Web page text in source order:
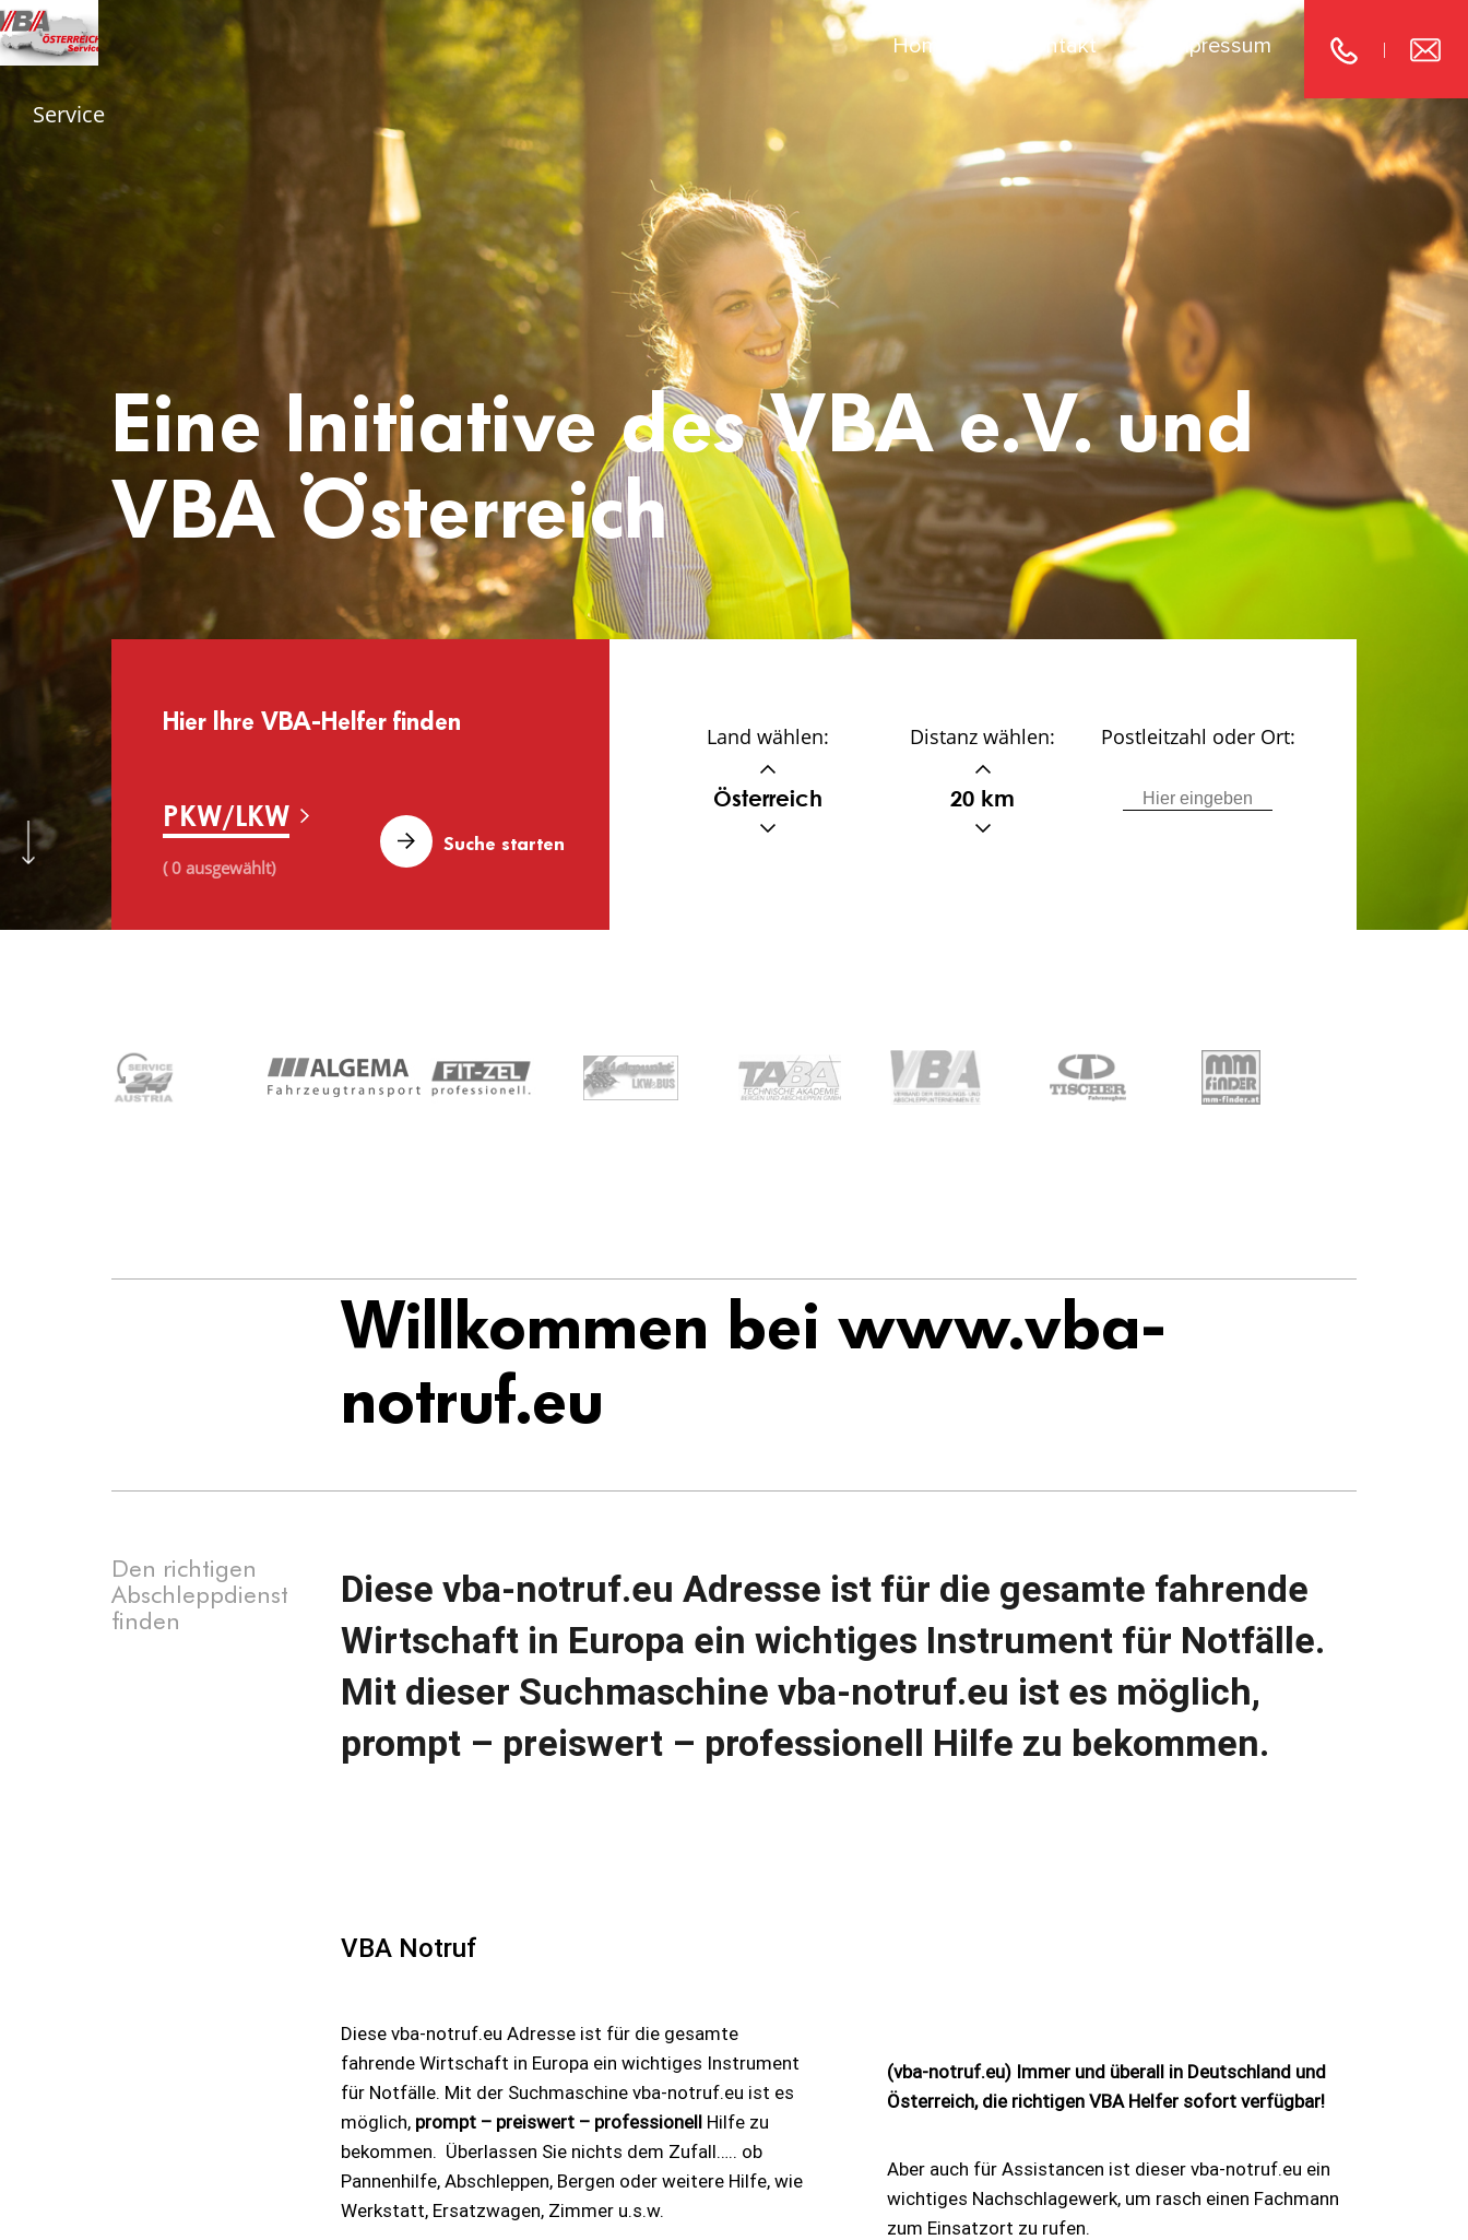
Service
Home Kontakt Impressum |
Eine Initiative des VBA e.V. und
VBA Österreich
Hier lhre VBA-Helfer finden
PKW/LKW
( 0 ausgewählt)
Land wählen:
Österreich
Distanz wählen:
20 km
Postleitzahl oder Ort:
Willkommen bei www.vba-
notruf.eu
Den richtigen
Abschleppdienst
finden
Diese vba-notruf.eu Adresse ist für die gesamte fahrende
Wirtschaft in Europa ein wichtiges Instrument für Notfälle.
Mit dieser Suchmaschine vba-notruf.eu ist es möglich,
prompt – preiswert – professionell Hilfe zu bekommen.
VBA Notruf
Diese vba-notruf.eu Adresse ist für die gesamte
fahrende Wirtschaft in Europa ein wichtiges Instrument
für Notfälle. Mit der Suchmaschine vba-notruf.eu ist es
möglich, prompt – preiswert – professionell Hilfe zu
bekommen. Überlassen Sie nichts dem Zufall….. ob
Pannenhilfe, Abschleppen, Bergen oder weitere Hilfe, wie
Werkstatt, Ersatzwagen, Zimmer u.s.w.
(vba-notruf.eu) Immer und überall in Deutschland und
Österreich, die richtigen VBA Helfer sofort verfügbar!
Aber auch für Assistancen ist dieser vba-notruf.eu ein
wichtiges Nachschlagewerk, um rasch einen Fachmann
zum Einsatzort zu rufen.